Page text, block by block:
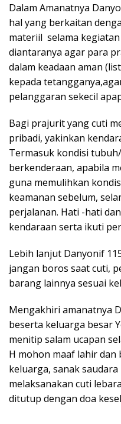
Dalam Amanatnya
hal yang berkaitan
materiil selama
diantaranya agar para
dalam keadaan aman
kepada
pelanggaran sekecil
Bagi prajurit yang cuti
pribadi, yakinkan
Termasuk kondisi
berkenderaan, apabila
guna memulihkan
keamanan sebelum,
perjalanan. Hati -hati
kendaraan serta ikuti
Lebih lanjut Danyonif
jangan boros saat cuti,
barang lainnya sesuai
Mengakhiri amanatnya
beserta keluarga besar
menitip salam ucapan
H mohon maaf lahir
keluarga, sanak
melaksanakan cuti
ditutup dengan doa